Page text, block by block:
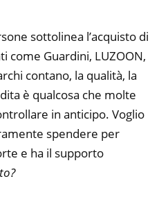
sottolinea l’acquisto di
come Guardini, LUZOON,
contano, la qualità, la
è qualcosa che molte
in anticipo. Voglio
spendere per
e ha il supporto